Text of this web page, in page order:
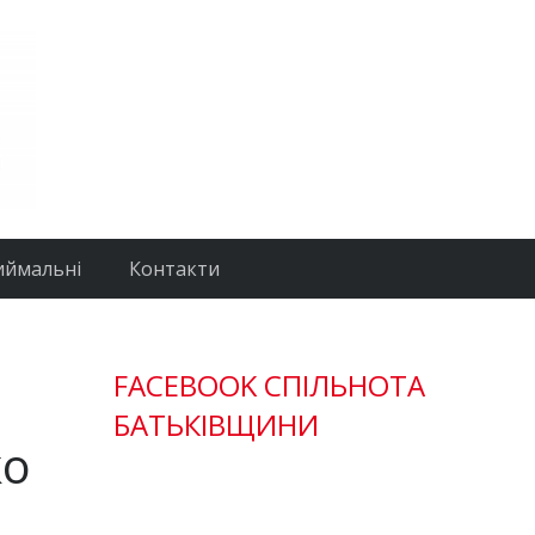
Контакти
FACEBOOK СПІЛЬНОТА
БАТЬКІВЩИНИ